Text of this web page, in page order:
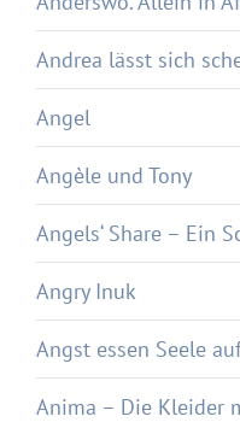
Andrea lässt sich
Angel
Angèle und Tony
Angels‘ Share – Ein
Angry Inuk
Angst essen Seele
Anima – Die Kleider